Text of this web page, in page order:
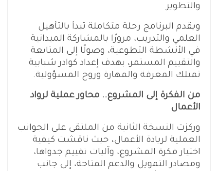
والتطوير.
ويقدم البرنامج رحلة متكاملة تبدأ بالتأهيل
العلمي والتدريب، مرورًا بالمشاركة الميدانية
في الأنشطة التطوعية، وصولًا إلى المتابعة
والتقييم المستمر، بهدف إعداد كوادر شبابية
تمتلك المعرفة والمهارة وروح المسؤولية.
من الفكرة إلى المشروع.. محاور عملية لرواد
الأعمال
وركزت النسخة الثانية من الملتقى على الجوانب
العملية لريادة الأعمال، حيث ناقشت كيفية
اختيار فكرة المشروع، وآليات تقييم جدواها،
ومصادر التمويل والدعم المتاحة، إلى جانب